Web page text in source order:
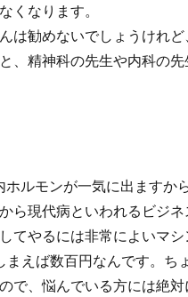
くなります。
は勧めないでしょうけれ
、精神科の先生や内科の
ルモンが一気に出ますか
ら現代病といわれるビジ
てやるには非常によいマシ
えば数百円なんです。ち
、悩んでいる方には絶対